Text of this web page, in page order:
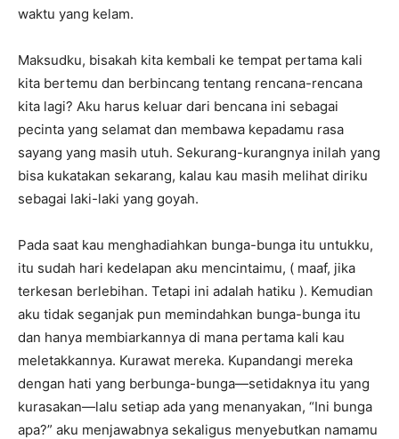
waktu yang kelam.
Maksudku, bisakah kita kembali ke tempat pertama kali
kita bertemu dan berbincang tentang rencana-rencana
kita lagi? Aku harus keluar dari bencana ini sebagai
pecinta yang selamat dan membawa kepadamu rasa
sayang yang masih utuh. Sekurang-kurangnya inilah yang
bisa kukatakan sekarang, kalau kau masih melihat diriku
sebagai laki-laki yang goyah.
Pada saat kau menghadiahkan bunga-bunga itu untukku,
itu sudah hari kedelapan aku mencintaimu, ( maaf, jika
terkesan berlebihan. Tetapi ini adalah hatiku ). Kemudian
aku tidak seganjak pun memindahkan bunga-bunga itu
dan hanya membiarkannya di mana pertama kali kau
meletakkannya. Kurawat mereka. Kupandangi mereka
dengan hati yang berbunga-bunga—setidaknya itu yang
kurasakan—lalu setiap ada yang menanyakan, “Ini bunga
apa?” aku menjawabnya sekaligus menyebutkan namamu